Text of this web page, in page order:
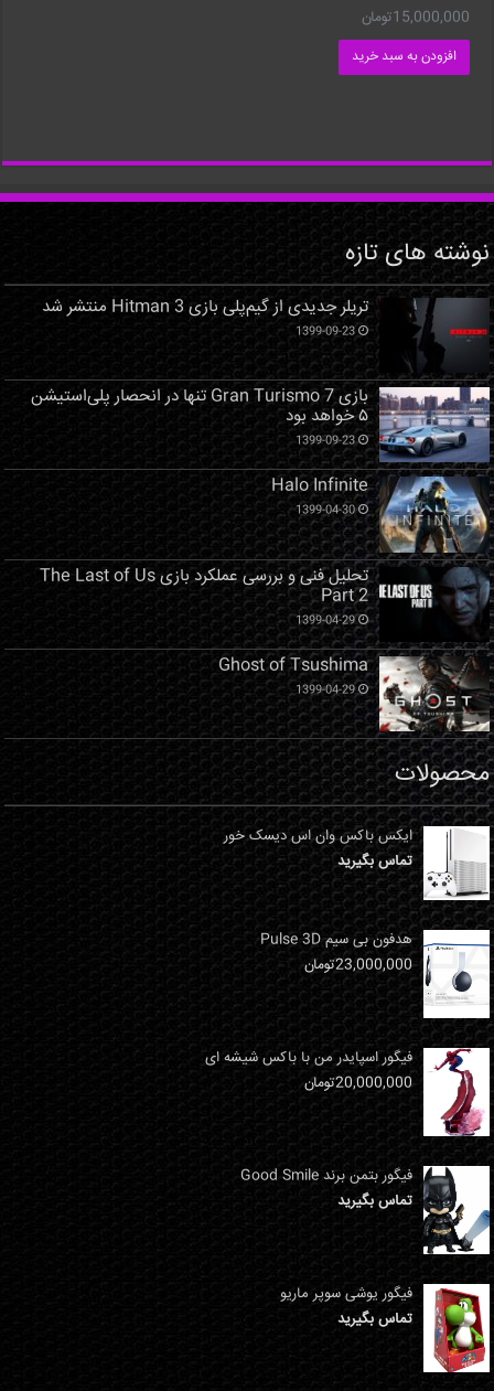
15,000,000تومان
افزودن به سبد خرید
نوشته های تازه
تریلر جدیدی از گیم‌پلی بازی Hitman 3 منتشر شد
1399-09-23
بازی Gran Turismo 7 تنها در انحصار پلی‌استیشن
۵ خواهد بود
1399-09-23
Halo Infinite
1399-04-30
تحلیل فنی و بررسی عملکرد بازی The Last of Us
Part 2
1399-04-29
Ghost of Tsushima
1399-04-29
محصولات
ایکس باکس وان اس دیسک خور
تماس بگیرید
هدفون بی سیم Pulse 3D
23,000,000تومان
فیگور اسپایدر من با باکس شیشه ای
20,000,000تومان
فیگور بتمن برند Good Smile
تماس بگیرید
فیگور یوشی سوپر ماریو
تماس بگیرید